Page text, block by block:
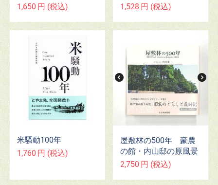
1,650 円 (税込)
1,528 円 (税込)
米騒動100年
1,760 円 (税込)
屋敷林の500年 豪農
の館・内山邸の原風景
2,750 円 (税込)